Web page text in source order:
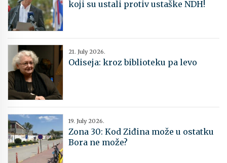
koji su ustali protiv ustaške NDH!
21. July 2026.
Odiseja: kroz biblioteku pa levo
19. July 2026.
Zona 30: Kod Ziđina može u ostatku
Bora ne može?